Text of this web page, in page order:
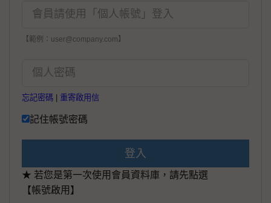
【範例：user@company.com】
忘記密碼 重寄啟用信
記住帳號密碼
登入
★ 若您是第一次使用會員資料庫，請先點選
【帳號啟用】